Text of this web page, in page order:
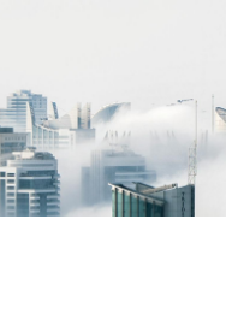
사례분석/최신동향
법률정보
법률지식인
고객후기